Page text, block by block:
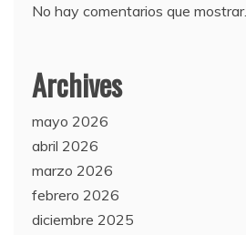
No hay comentarios que mostrar.
Archives
mayo 2026
abril 2026
marzo 2026
febrero 2026
diciembre 2025